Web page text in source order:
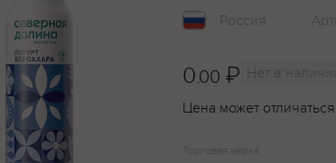
Россия
0.00 ₽ Нет в наличии
Цена может
Торговая марка